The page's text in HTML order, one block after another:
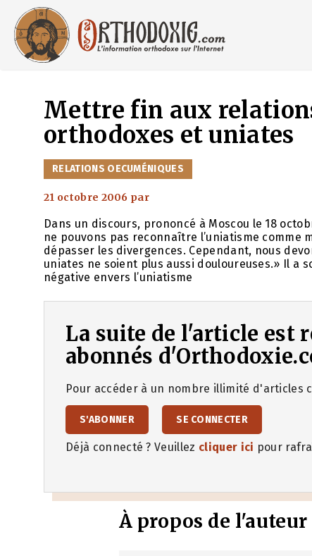
contenu
Mettre fin aux
orthodoxes et uniates
CATÉGORIES
RELATIONS OECUMÉNIQUES
21 octobre 2006 par
Dans un discours, prononcé à Moscou le 18
ne pouvons pas reconnaître l’uniatisme comme
dépasser les divergences. Cependant, nous
uniates ne soient plus aussi douloureuses.» Il a
négative envers l’uniatisme
La suite de l'article est
abonnés
Pour accéder à un nombre illimité d'articles
S'ABONNER SE CONNECTER
Déjà connecté ? Veuillez cliquer ici pour
À propos de l'auteur